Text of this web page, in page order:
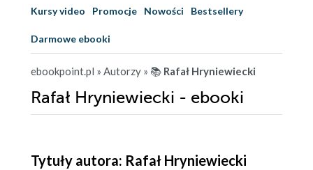
Kursy video Promocje Nowości Bestsellery
Darmowe ebooki
ebookpoint.pl » Autorzy » 📚 Rafał Hryniewiecki
Rafał Hryniewiecki - ebooki
Tytuły autora: Rafał Hryniewiecki